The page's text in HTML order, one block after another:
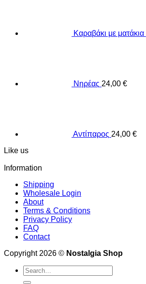
Καραβάκι με ματάκια
Νηρέας 24,00 €
Αντίπαρος 24,00 €
Like us
Information
Shipping
Wholesale Login
About
Terms & Conditions
Privacy Policy
FAQ
Contact
Copyright 2026 © Nostalgia Shop
Search
for: